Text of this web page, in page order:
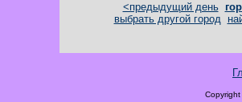
<предыдущий день
выбрать другой город